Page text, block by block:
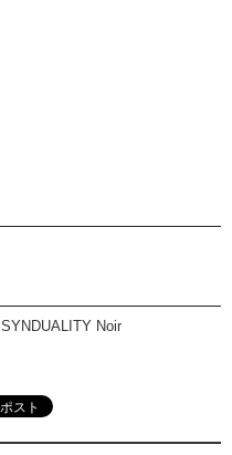
SYNDUALITY Noir